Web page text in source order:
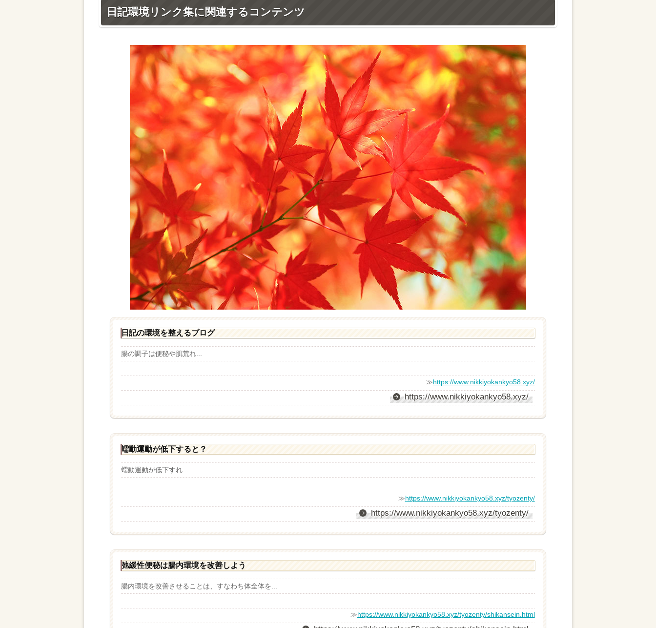
日記環境リンク集に関連するコンテンツ
日記の環境を整えるブログ
腸の調子は便秘や肌荒れ...
≫https://www.nikkiyokankyo58.xyz/
https://www.nikkiyokankyo58.xyz/
蠕動運動が低下すると？
蠕動運動が低下すれ...
≫https://www.nikkiyokankyo58.xyz/tyozenty/
https://www.nikkiyokankyo58.xyz/tyozenty/
弛緩性便秘は腸内環境を改善しよう
腸内環境を改善させることは、すなわち体全体を...
≫https://www.nikkiyokankyo58.xyz/tyozenty/shikansein.html